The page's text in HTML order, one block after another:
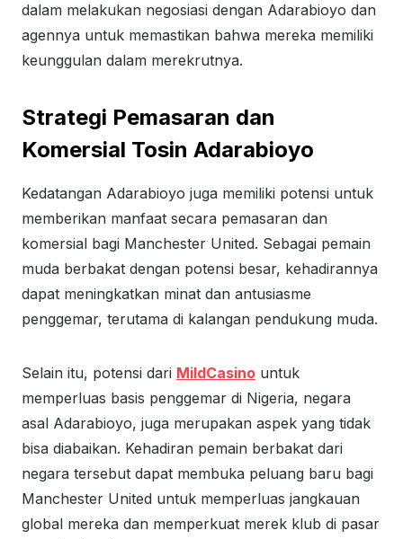
dalam melakukan negosiasi dengan Adarabioyo dan
agennya untuk memastikan bahwa mereka memiliki
keunggulan dalam merekrutnya.
Strategi Pemasaran dan
Komersial Tosin Adarabioyo
Kedatangan Adarabioyo juga memiliki potensi untuk
memberikan manfaat secara pemasaran dan
komersial bagi Manchester United. Sebagai pemain
muda berbakat dengan potensi besar, kehadirannya
dapat meningkatkan minat dan antusiasme
penggemar, terutama di kalangan pendukung muda.
Selain itu, potensi dari MildCasino untuk
memperluas basis penggemar di Nigeria, negara
asal Adarabioyo, juga merupakan aspek yang tidak
bisa diabaikan. Kehadiran pemain berbakat dari
negara tersebut dapat membuka peluang baru bagi
Manchester United untuk memperluas jangkauan
global mereka dan memperkuat merek klub di pasar